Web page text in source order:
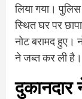
लिया गया।
स्थित घर पर
नोट बरामद हुए।
ने जब्त कर ली है।
दुकानदार